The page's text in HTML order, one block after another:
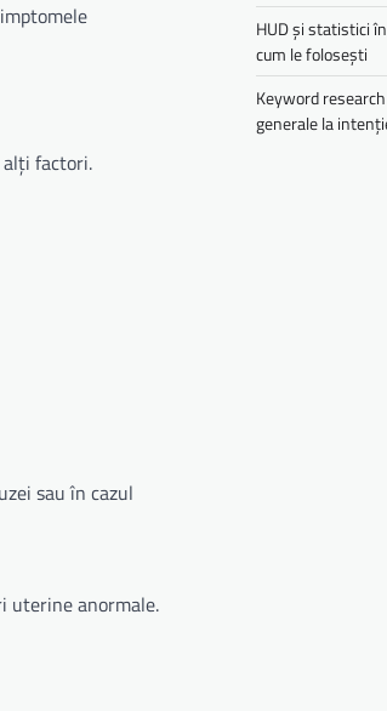
factori.
sau în cazul
uterine anormale.
HUD și statistici
cum le folosești
Keyword
generale la